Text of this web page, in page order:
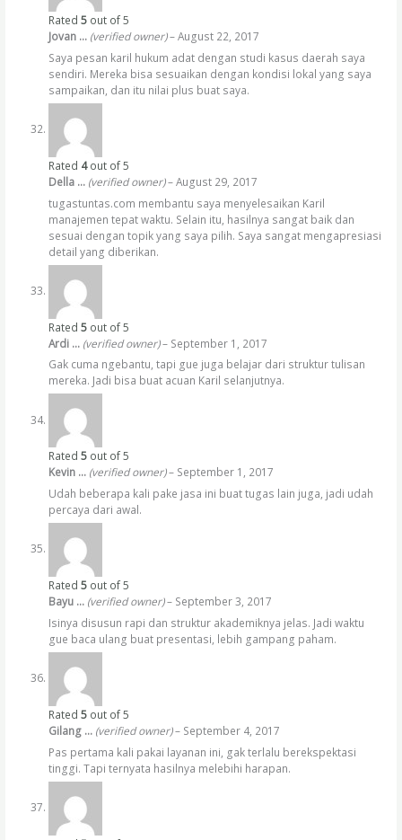
Rated 5out of 5
Jovan … (verified owner) – August 22, 2017
Saya pesan karil hukum adat dengan studi kasus daerah saya
sendiri. Mereka bisa sesuaikan dengan kondisi lokal yang saya
sampaikan, dan itu nilai plus buat saya.
Rated 4out of 5
Della … (verified owner) – August 29, 2017
tugastuntas.com membantu saya menyelesaikan Karil
manajemen tepat waktu. Selain itu, hasilnya sangat baik dan
sesuai dengan topik yang saya pilih. Saya sangat mengapresiasi
detail yang diberikan.
Rated 5out of 5
Ardi … (verified owner) – September 1, 2017
Gak cuma ngebantu, tapi gue juga belajar dari struktur tulisan
mereka. Jadi bisa buat acuan Karil selanjutnya.
Rated 5out of 5
Kevin … (verified owner) – September 1, 2017
Udah beberapa kali pake jasa ini buat tugas lain juga, jadi udah
percaya dari awal.
Rated 5out of 5
Bayu … (verified owner) – September 3, 2017
Isinya disusun rapi dan struktur akademiknya jelas. Jadi waktu
gue baca ulang buat presentasi, lebih gampang paham.
Rated 5out of 5
Gilang … (verified owner) – September 4, 2017
Pas pertama kali pakai layanan ini, gak terlalu berekspektasi
tinggi. Tapi ternyata hasilnya melebihi harapan.